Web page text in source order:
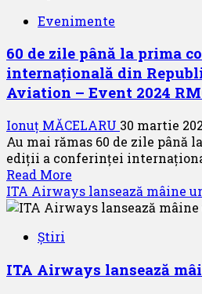
promoție
tinerii
pasageri
Evenimente
60 de zile până la prima
internațională din
Aviation – Event 2024
Ionuț MĂCELARU 30 martie
Au mai rămas 60 de zile până
ediții a conferinței
Read More
more
about
până
ITA Airways lansează mâine
Știri
ITA Airways lansează